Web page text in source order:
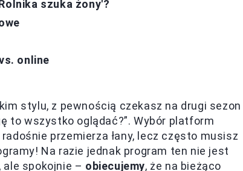
szuka żony'?
online
stylu, z pewnością czekasz na drugi sezon
to wszystko oglądać?”. Wybór platform
radośnie przemierza łany, lecz często musisz
Na razie jednak program ten nie jest
spokojnie – obiecujemy, że na bieżąco